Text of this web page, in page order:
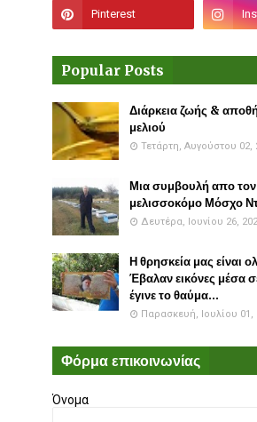
Popular Posts
Διάρκεια ζωής &
μελιού
Τετάρτη, Αυγούστου 02,
Μια συμβουλή απο
μελισσοκόμο Μόσχο
Δευτέρα, Ιουνίου 26,
Η θρησκεία μας είναι
Έβαλαν εικόνες μέσα
έγινε το θαύμα...
Παρασκευή, Ιουλίου 01,
Φόρμα επικοινωνίας
Όνομα